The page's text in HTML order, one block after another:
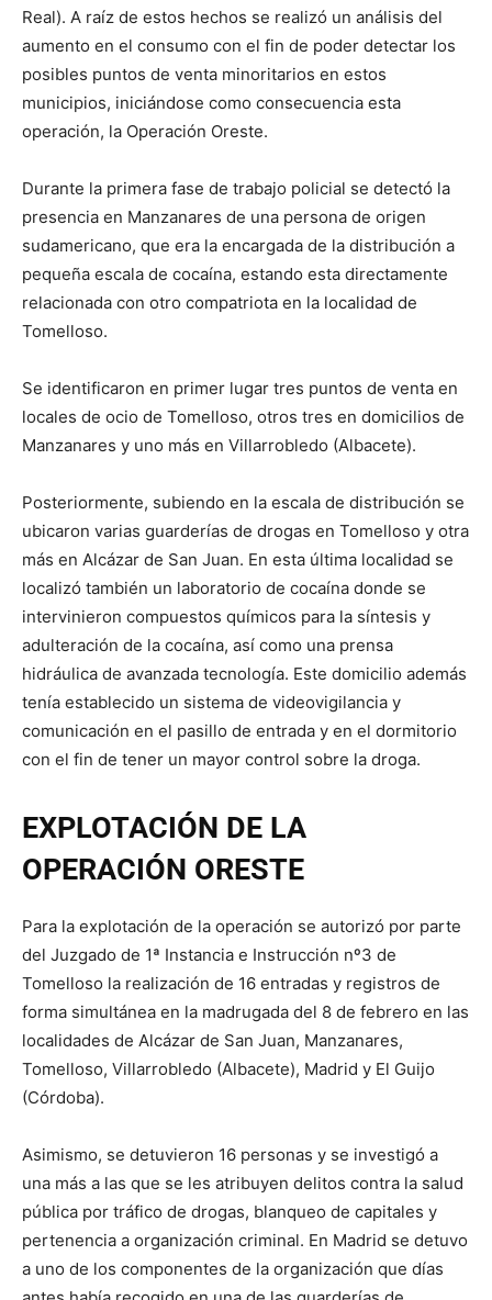
Real). A raíz de estos hechos se realizó un análisis del
aumento en el consumo con el fin de poder detectar los
posibles puntos de venta minoritarios en estos
municipios, iniciándose como consecuencia esta
operación, la Operación Oreste.
Durante la primera fase de trabajo policial se detectó la
presencia en Manzanares de una persona de origen
sudamericano, que era la encargada de la distribución a
pequeña escala de cocaína, estando esta directamente
relacionada con otro compatriota en la localidad de
Tomelloso.
Se identificaron en primer lugar tres puntos de venta en
locales de ocio de Tomelloso, otros tres en domicilios de
Manzanares y uno más en Villarrobledo (Albacete).
Posteriormente, subiendo en la escala de distribución se
ubicaron varias guarderías de drogas en Tomelloso y otra
más en Alcázar de San Juan. En esta última localidad se
localizó también un laboratorio de cocaína donde se
intervinieron compuestos químicos para la síntesis y
adulteración de la cocaína, así como una prensa
hidráulica de avanzada tecnología. Este domicilio además
tenía establecido un sistema de videovigilancia y
comunicación en el pasillo de entrada y en el dormitorio
con el fin de tener un mayor control sobre la droga.
EXPLOTACIÓN DE LA
OPERACIÓN ORESTE
Para la explotación de la operación se autorizó por parte
del Juzgado de 1ª Instancia e Instrucción nº3 de
Tomelloso la realización de 16 entradas y registros de
forma simultánea en la madrugada del 8 de febrero en las
localidades de Alcázar de San Juan, Manzanares,
Tomelloso, Villarrobledo (Albacete), Madrid y El Guijo
(Córdoba).
Asimismo, se detuvieron 16 personas y se investigó a
una más a las que se les atribuyen delitos contra la salud
pública por tráfico de drogas, blanqueo de capitales y
pertenencia a organización criminal. En Madrid se detuvo
a uno de los componentes de la organización que días